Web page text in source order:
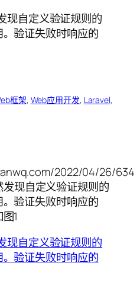
框架, Web应用开发, Laravel
2022/04/26/
现自定义验证规则的
验证失败时响应的
1